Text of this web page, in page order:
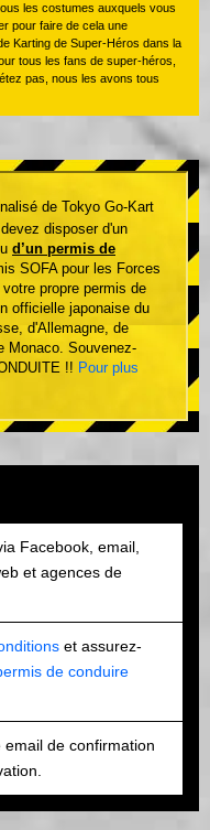
les costumes auxquels vous
pour faire de cela une
Karting de Super-Héros dans la
tous les fans de super-héros,
pas, nous les avons tous
de Tokyo Go-Kart
disposer d'un
d’un permis de
SOFA pour les Forces
propre permis de
officielle japonaise du
d'Allemagne, de
Monaco. Souvenez-
!! Pour plus
Facebook, email,
et agences de
et assurez-
de conduire
de confirmation